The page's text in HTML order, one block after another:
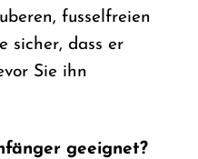
fusselfreien
sicher, dass er
Sie ihn
geeignet?